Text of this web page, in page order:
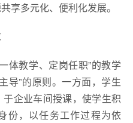
享多元化、便利化发展。
体教学、定岗任职”的教学
导”的原则。一方面，学生
企业车间授课，使学生积
份，以任务工作过程为依